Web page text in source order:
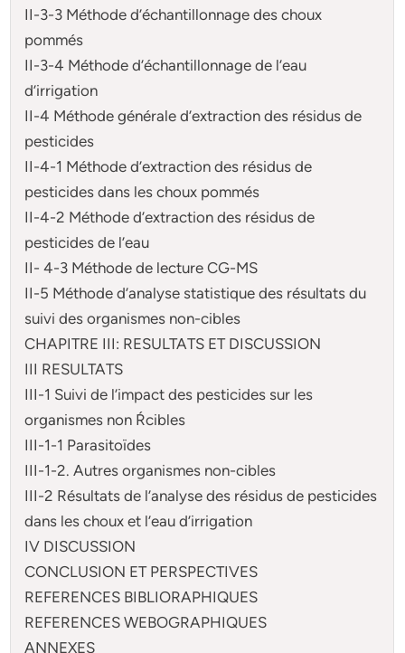
II-3-3 Méthode d’échantillonnage des choux
pommés
II-3-4 Méthode d’échantillonnage de l’eau
d’irrigation
II-4 Méthode générale d’extraction des résidus de
pesticides
II-4-1 Méthode d’extraction des résidus de
pesticides dans les choux pommés
II-4-2 Méthode d’extraction des résidus de
pesticides de l’eau
II- 4-3 Méthode de lecture CG-MS
II-5 Méthode d’analyse statistique des résultats du
suivi des organismes non-cibles
CHAPITRE III: RESULTATS ET DISCUSSION
III RESULTATS
III-1 Suivi de l’impact des pesticides sur les
organismes non Ŕcibles
III-1-1 Parasitoïdes
III-1-2. Autres organismes non-cibles
III-2 Résultats de l’analyse des résidus de pesticides
dans les choux et l’eau d’irrigation
IV DISCUSSION
CONCLUSION ET PERSPECTIVES
REFERENCES BIBLIORAPHIQUES
REFERENCES WEBOGRAPHIQUES
ANNEXES